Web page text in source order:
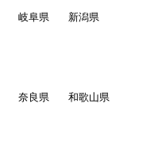
岐阜県
新潟県
奈良県
和歌山県